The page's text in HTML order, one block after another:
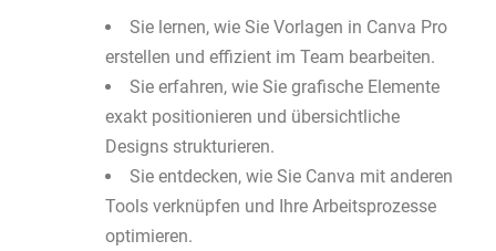
Sie lernen, wie Sie Vorlagen in Canva Pro
erstellen und effizient im Team bearbeiten.
Sie erfahren, wie Sie grafische Elemente
exakt positionieren und übersichtliche
Designs strukturieren.
Sie entdecken, wie Sie Canva mit anderen
Tools verknüpfen und Ihre Arbeitsprozesse
optimieren.